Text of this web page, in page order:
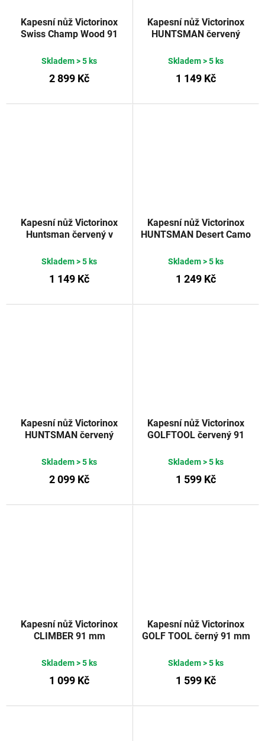
Kapesní nůž Victorinox
Swiss Champ Wood 91
Skladem> 5 ks
2 899 Kč
Kapesní nůž Victorinox
HUNTSMAN červený
Skladem> 5 ks
1 149 Kč
Kapesní nůž Victorinox
Huntsman červený v
Skladem> 5 ks
1 149 Kč
Kapesní nůž Victorinox
HUNTSMAN Desert Camo
Skladem> 5 ks
1 249 Kč
Kapesní nůž Victorinox
HUNTSMAN červený
Skladem> 5 ks
2 099 Kč
Kapesní nůž Victorinox
GOLFTOOL červený 91
Skladem> 5 ks
1 599 Kč
Kapesní nůž Victorinox
CLIMBER 91 mm
Skladem> 5 ks
1 099 Kč
Kapesní nůž Victorinox
GOLF TOOL černý 91 mm
Skladem> 5 ks
1 599 Kč